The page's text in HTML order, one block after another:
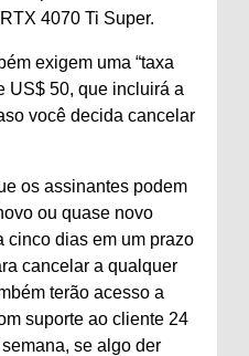
4070 Ti Super.
exigem uma “taxa
US$ 50, que incluirá a
você decida cancelar
os assinantes podem
ou quase novo
cinco dias em um prazo
cancelar a qualquer
terão acesso a
suporte ao cliente 24
se algo der